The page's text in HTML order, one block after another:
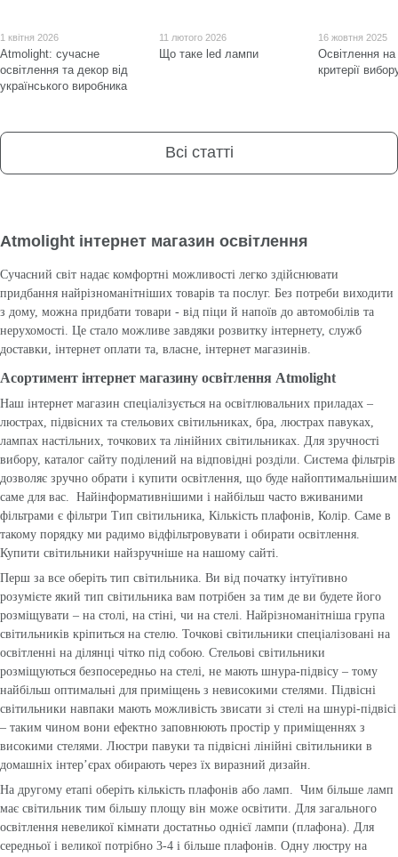
1 квітня 2026
Atmolight: сучасне
освітлення та декор від
українського виробника
11 лютого 2026
Що таке led лампи
16 жовтня 2025
Освітлення
критерії
Всі статті
Atmolight інтернет магазин освітлення
Сучасний світ надає комфортні можливості легко здійснювати
придбання найрізноманітніших товарів та послуг. Без потреби виходити
з дому, можна придбати товари - від піци й напоїв до автомобілів та
нерухомості. Це стало можливе завдяки розвитку інтернету, служб
доставки, інтернет оплати та, власне, інтернет магазинів.
Асортимент інтернет магазину освітлення Atmolight
Наш інтернет магазин спеціалізується на освітлювальних приладах –
люстрах, підвісних та стельових світильниках, бра, люстрах павуках,
лампах настільних, точкових та лінійних світильниках. Для зручності
вибору, каталог сайту поділений на відповідні розділи. Система фільтрів
дозволяє зручно обрати і купити освітлення, що буде найоптимальнішим
саме для вас. Найінформативнішими і найбільш часто вживаними
фільтрами є фільтри Тип світильника, Кількість плафонів, Колір. Саме в
такому порядку ми радимо відфільтровувати і обирати освітлення.
Купити світильники найзручніше на нашому сайті.
Перш за все оберіть тип світильника. Ви від початку інтуїтивно
розумієте який тип світильника вам потрібен за тим де ви будете його
розміщувати – на столі, на стіні, чи на стелі. Найрізноманітніша група
світильників кріпиться на стелю. Точкові світильники спеціалізовані на
освітленні на ділянці чітко під собою. Стельові світильники
розміщуються безпосередньо на стелі, не мають шнура-підвісу – тому
найбільш оптимальні для приміщень з невисокими стелями. Підвісні
світильники навпаки мають можливість звисати зі стелі на шнурі-підвісі
– таким чином вони ефектно заповнюють простір у приміщеннях з
високими стелями. Люстри павуки та підвісні лінійні світильники в
домашніх інтер’єрах обирають через їх виразний дизайн.
На другому етапі оберіть кількість плафонів або ламп. Чим більше ламп
має світильник тим більшу площу він може освітити. Для загального
освітлення невеликої кімнати достатньо однієї лампи (плафона). Для
середньої і великої потрібно 3-4 і більше плафонів. Одну люстру на